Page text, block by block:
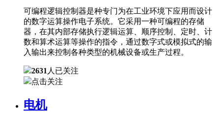
可编程逻辑控制器是种专门为在工业环境下应用而设计
的数字运算操作电子系统。它采用一种可编程的存储
器，在其内部存储执行逻辑运算、顺序控制、定时、计
数和算术运算等操作的指令，通过数字式或模拟式的输
入输出来控制各种类型的机械设备或生产过程。
2631 人已关注
点击关注
电机